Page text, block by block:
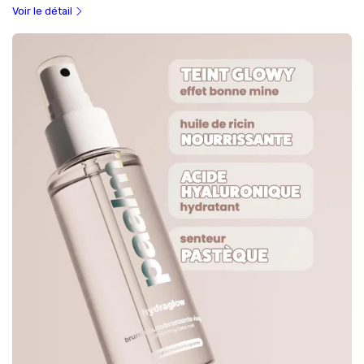
Voir le détail